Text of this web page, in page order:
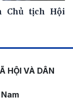
Chủ tịch Hội
HỘI VÀ DÂN